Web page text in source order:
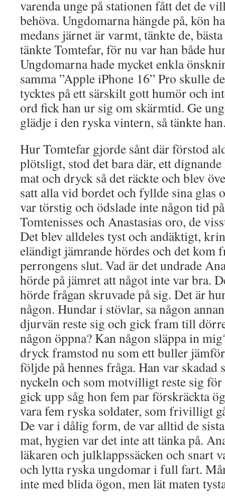
varenda unge på stationen fått det de
behöva. Ungdomarna hängde på, kön
medans järnet är varmt, tänkte de,
tänkte Tomtefar, för nu var han både
Ungdomarna hade mycket enkla
samma ”Apple iPhone 16” Pro skulle
tycktes på ett särskilt gott humör och
ord fick han ur sig om skärmtid. Ge
glädje i den ryska vintern, så tänkte
Hur Tomtefar gjorde sånt där förstod
plötsligt, stod det bara där, ett
mat och dryck så det räckte och blev
satt alla vid bordet och fyllde sina glas
var törstig och ödslade inte någon tid
Tomtenisses och Anastasias oro, de
Det blev alldeles tyst och andäktigt,
eländigt jämrande hördes och det kom
perrongens slut. Vad är det undrade
hörde på jämret att något inte var bra.
hörde frågan skruvade på sig. Det är
någon. Hundar i stövlar, sa någon
djurvän reste sig och gick fram till
någon öppna? Kan någon släppa in
dryck framstod nu som ett buller
följde på hennes fråga. Han var skadad
nyckeln och som motvilligt reste sig
gick upp såg hon fem par förskräckta
vara fem ryska soldater, som frivilligt
De var i dålig form, de var alltid de
mat, hygien var det inte att tänka på.
läkaren och julklappssäcken och snart
och lytta ryska ungdomar i full fart.
inte med blida ögon, men lät maten